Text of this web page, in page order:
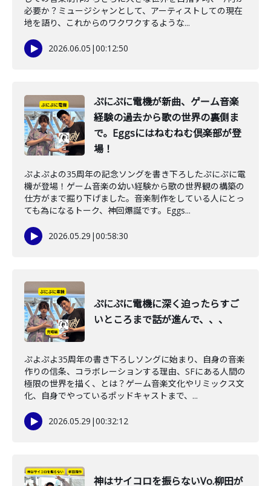
必要か？ミュージシャンとして、アーティストしての現在
地を語り、これからのワクワクするような...
2026.06.05 |00:12:50
ぷにぷに電機が新曲、ゲーム音楽
経験の過去から歌の世界の裏側ま
で。Eggsにはねむねむ倶楽部が登
場！
ぷよぷよの35周年の記念ソングを書き下ろしたぷにぷに電
機が登場！ゲーム音楽の幼い経験から歌の世界観の構築の
仕方がまで掘り下げました。音楽制作をしている人にとっ
ても為になるトーク、神回爆誕です。Eggs...
2026.05.29 |00:58:30
ぷにぷに電機に深く迫ったらすご
いところまで話が進んで、、、
ぷよぷよ35周年の書き下ろしソングに始まり、自身の音楽
作りの信条、コラボレーションする理由、SFにある人間の
極限の世界を描く、とは？ゲーム音楽文化やリミックス文
化、自身でやっているポッドキャストまで、...
2026.05.29 |00:32:12
神はサイコロを振らないVo.柳田が